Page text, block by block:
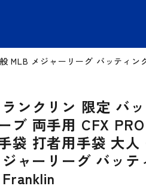
MLB メジャーリーグ バッティン
ンクリン 限定 バ
ブ 両手用 CFX
袋 打者用手袋 大人
ャーリーグ バッテ